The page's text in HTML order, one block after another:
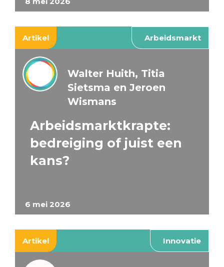
Artikel Arbeidsmarkt
6 mei 2026
Walter Huith, Titia
Sietsma en Jeroen
Wismans
Arbeidsmarktkrapte:
bedreiging of juist een
kans?
Artikel Innovatie